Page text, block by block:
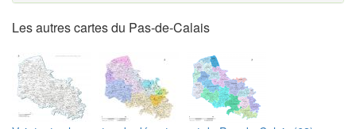
Les autres cartes du Pas-de-Calais